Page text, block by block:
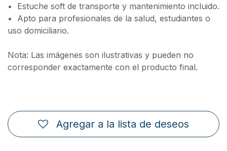
•⁠ ⁠Estuche soft de transporte y mantenimiento incluido.
•⁠ ⁠Apto para profesionales de la salud, estudiantes o
uso domiciliario.
Nota: Las imágenes son ilustrativas y pueden no
corresponder exactamente con el producto final.
Agregar a la lista de deseos